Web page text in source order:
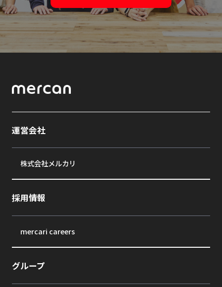
運営会社
株式会社メルカリ
採用情報
mercari careers
グループ